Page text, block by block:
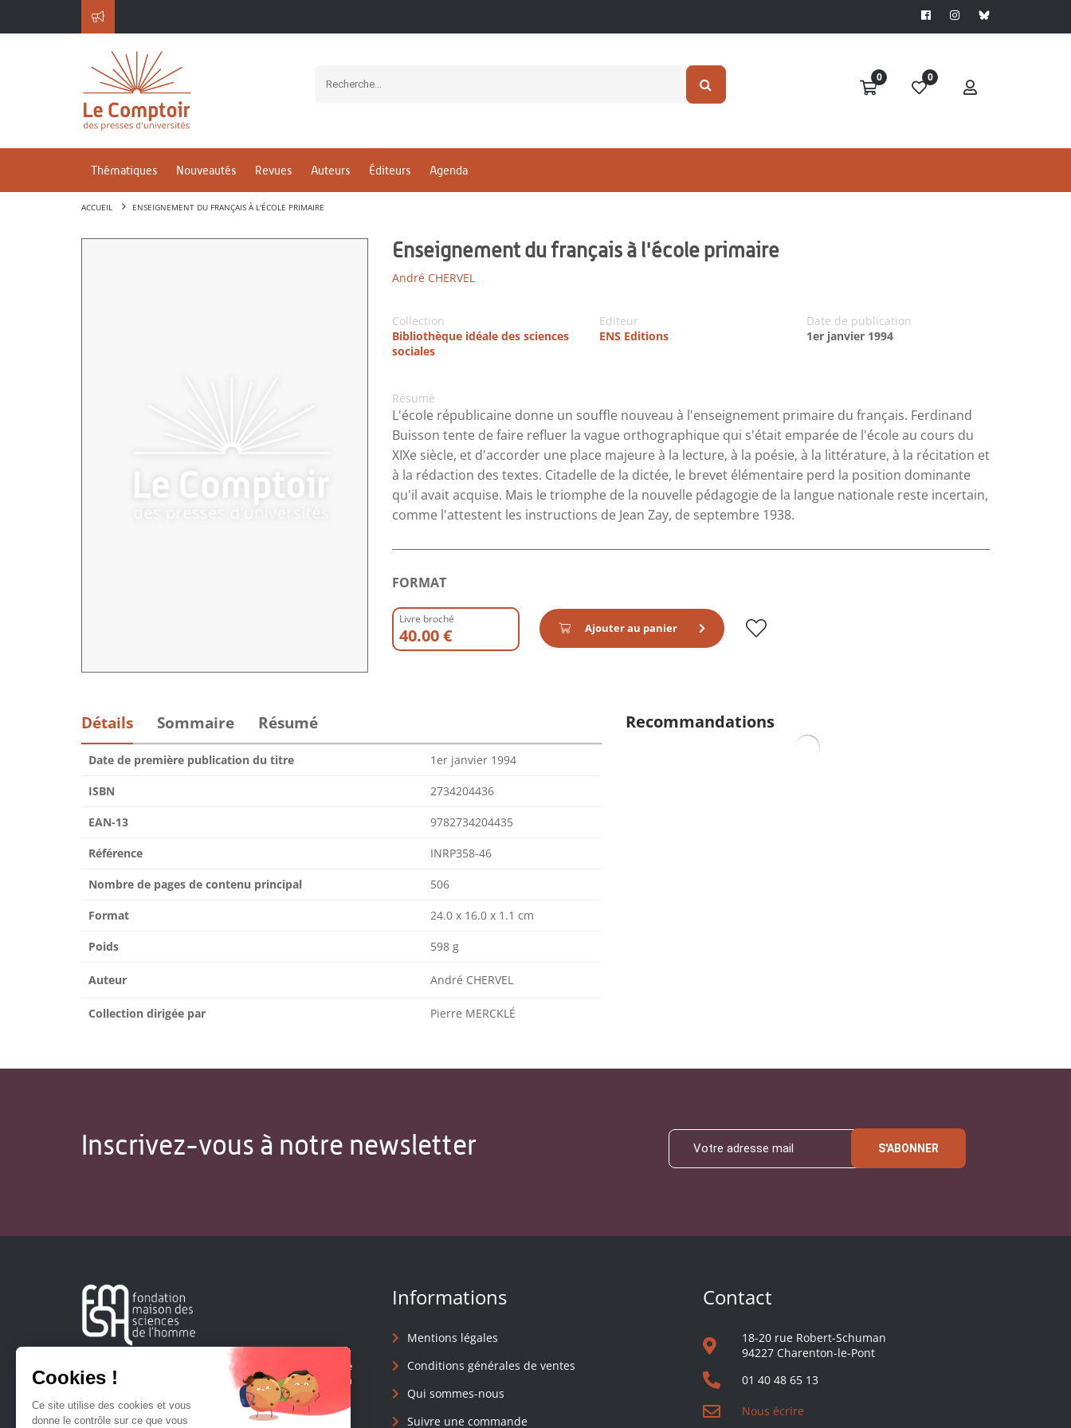
0 0
Thématiques Nouveautés Revues Auteurs Éditeurs Agenda
ACCUEIL ENSEIGNEMENT DU FRANÇAIS À L'ÉCOLE PRIMAIRE
Enseignement du français à l'école primaire
André CHERVEL
Collection
Bibliothèque idéale des sciences
sociales
Editeur
ENS Editions
Date de publication
1er janvier 1994
Résumé
L'école républicaine donne un souffle nouveau à l'enseignement primaire du français. Ferdinand
Buisson tente de faire refluer la vague orthographique qui s'était emparée de l'école au cours du
XIXe siècle, et d'accorder une place majeure à la lecture, à la poésie, à la littérature, à la récitation et
à la rédaction des textes. Citadelle de la dictée, le brevet élémentaire perd la position dominante
qu'il avait acquise. Mais le triomphe de la nouvelle pédagogie de la langue nationale reste incertain,
comme l'attestent les instructions de Jean Zay, de septembre 1938.
FORMAT
Livre broché
40.00 € Ajouter au panier
Détails Sommaire Résumé
Date de première publication du titre 1er janvier 1994
ISBN 2734204436
EAN-13 9782734204435
Référence INRP358-46
Nombre de pages de contenu principal 506
Format 24.0 x 16.0 x 1.1 cm
Poids 598 g
Auteur André CHERVEL
Collection dirigée par Pierre MERCKLÉ
Recommandations
Inscrivez-vous à notre newsletter S'ABONNER
Créée en 1963, la Fondation Maison Sciences de l'Homme
soutient la recherche et la diffusion des connaissances en
Informations
Mentions légales
Conditions générales de ventes
Qui sommes-nous
Suivre une commande
Contact
18-20 rue Robert-Schuman
94227 Charenton-le-Pont
01 40 48 65 13
Nous écrire